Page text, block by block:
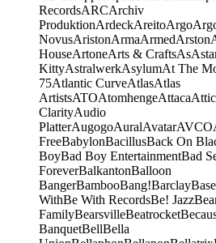
RecordsARCArchiv
ProduktionArdeckAreitoArgo
NovusAristonArmaArmedArston
HouseArtoneArts & CraftsAs
KittyAstralwerkAsylumAt The
75Atlantic CurveAtlasAtlas
ArtistsATOAtomhengeAttacaAttic
ClarityAudio
PlatterAugogoAuralAvatarAVCO
FreeBabylonBacillusBack On
BoyBad Boy EntertainmentBad
ForeverBalkantonBalloon
BangerBambooBang!BarclayBase
WithBe With RecordsBe! Jazz
FamilyBearsvilleBeatrocket
BanquetBellBella